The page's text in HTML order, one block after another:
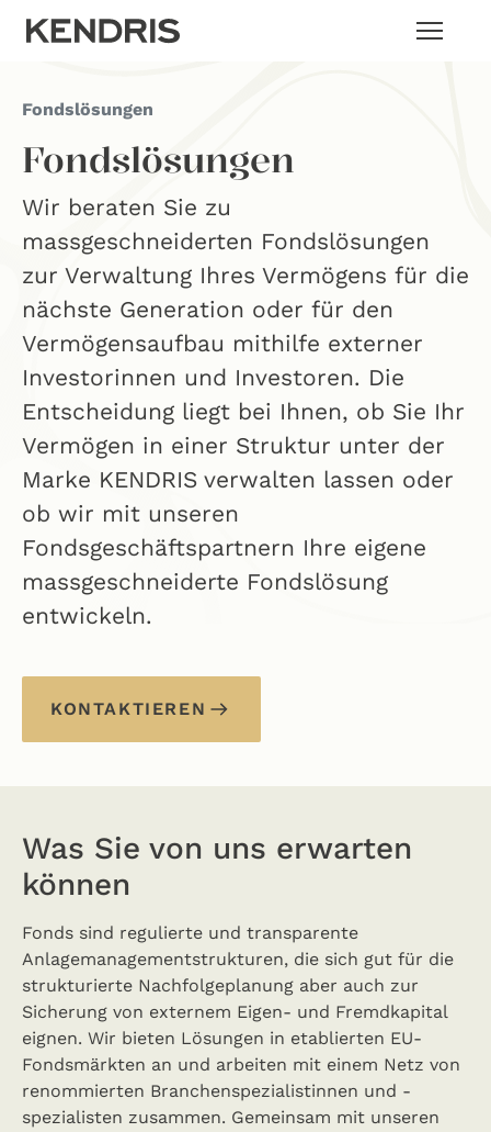
Fondslösungen
Fondslösungen
Wir beraten Sie zu
massgeschneiderten Fondslösungen
zur Verwaltung Ihres Vermögens für die
nächste Generation oder für den
Vermögensaufbau mithilfe externer
Investorinnen und Investoren. Die
Entscheidung liegt bei Ihnen, ob Sie Ihr
Vermögen in einer Struktur unter der
Marke KENDRIS verwalten lassen oder
ob wir mit unseren
Fondsgeschäftspartnern Ihre eigene
massgeschneiderte Fondslösung
entwickeln.
KONTAKTIEREN
Was Sie von uns erwarten
können
Fonds sind regulierte und transparente
Anlagemanagementstrukturen, die sich gut für die
strukturierte Nachfolgeplanung aber auch zur
Sicherung von externem Eigen- und Fremdkapital
eignen. Wir bieten Lösungen in etablierten EU-
Fondsmärkten an und arbeiten mit einem Netz von
renommierten Branchenspezialistinnen und -
spezialisten zusammen. Gemeinsam mit unseren